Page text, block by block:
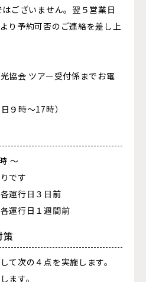
ございません。翌５営業日
り予約可否のご連絡を差し上
協会 ツアー受付係までお電
９時～17時）
～
です
運行日３日前
行日１週間前
策
て次の４点を実施します。
ます。